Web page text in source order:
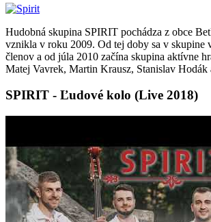
Hudobná skupina SPIRIT pochádza z obce
vznikla v roku 2009. Od tej doby sa v skupine
členov a od júla 2010 začína skupina aktívne
Matej Vavrek, Martin Krausz, Stanislav Hodák
SPIRIT - Ľudové kolo (Live 2018)